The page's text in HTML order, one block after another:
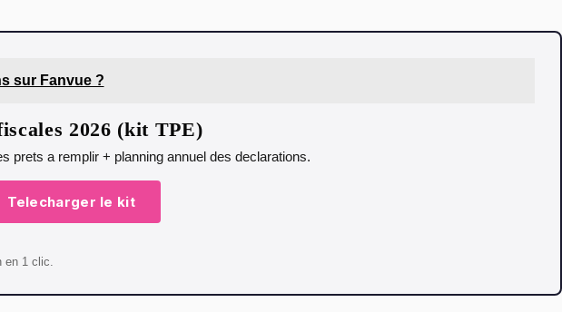
sur Fanvue ?
2026 (kit TPE)
prets a remplir + planning annuel des declarations.
Telecharger le kit
en 1 clic.